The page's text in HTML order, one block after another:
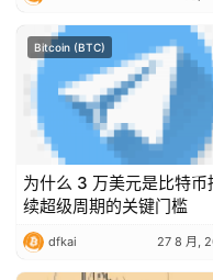
Bitcoin (BTC)
为什么 3 万美元是比特币
续超级周期的关键门槛
dfkai 27 8 月,